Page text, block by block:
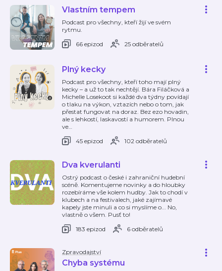
Vlastním tempem
Podcast pro všechny, kteří žijí ve svém
rytmu.
66 epizod
25 odběratelů
Plný kecky
Podcast pro všechny, kteří toho mají plný
kecky – a už to tak nechtějí. Bára Filáčková a
Michelle Losekoot si každé dva týdny povídají
o tlaku na výkon, vztazích nebo o tom, jak
přestat fungovat na doraz. Bez ezo hovadin,
ale s lehkostí, laskavostí a humorem. Plnou
ve…
45 epizod
102 odběratelů
Dva kverulanti
Ostrý podcast o české i zahraniční hudební
scéně. Komentujeme novinky a do hloubky
rozebíráme vše kolem hudby. Jak to chodí v
klubech a na festivalech, jaké zajímavé
kapely jste minuli a co si myslíme o... No,
vlastně o všem. Pusť to!
183 epizod
6 odběratelů
Zpravodajství
Chyba systému